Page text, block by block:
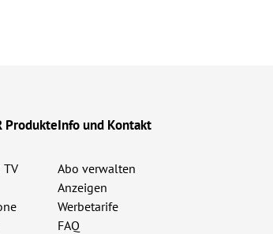
Produkte
TV
Info und Kontakt
Abo verwalten
Anzeigen
Werbetarife
FAQ